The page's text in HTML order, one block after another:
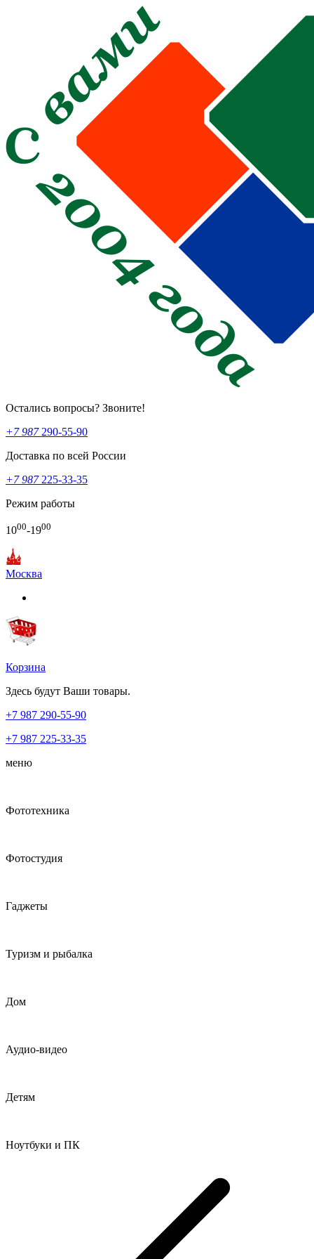
Остались вопросы? Звоните!
+7 987290-55-90
Доставка по всей России
+7 987225-33-35
Режим работы
1000-1900
Москва
Корзина
Здесь будут Ваши товары.
+7 987 290-55-90
+7 987 225-33-35
меню
Фототехника
Фотостудия
Гаджеты
Туризм и рыбалка
Дом
Аудио-видео
Детям
Ноутбуки и ПК